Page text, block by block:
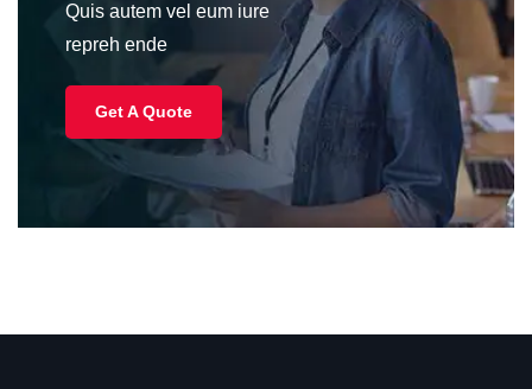
Quis autem vel eum iure
repreh ende
Get A Quote